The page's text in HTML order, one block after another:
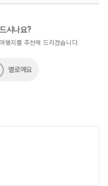
3425
시나요?
행지를 추천해 드리겠습니다.
별로예요